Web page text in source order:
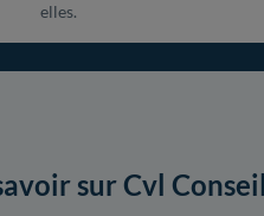
elles.
sur Cvl